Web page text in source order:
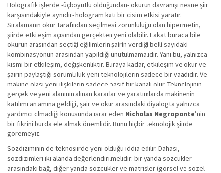
Holografik işlerde -üçboyutlu olduğundan- okurun davranışı nesne şiir
karşısındakiyle aynıdır- hologram katı bir cisim etkisi yaratır.
Sıralamanın okur tarafından seçilmesi zorunluluğu olan hipermetin,
şiirde etkileşim açısından gerçekten yeni olabilir. Fakat burada bile
okurun arasından seçtiği eğilimlerin şairin verdiği belli sayıdaki
kombinasyonun arasından yapıldığı unutulmamalıdır. Yani bu, yalnızca
kısmi bir etkileşim, değişkenliktir. Buraya kadar, etkileşim ve okur ve
şairin paylaştığı sorumluluk yeni teknolojilerin sadece bir vaadidir. Ve
makine olası yeni ilişkilerin sadece pasif bir kanalı olur. Teknolojinin
gerçek ve yeni alanının alınan kararlar ve yaratımlarda makinenin
katılımı anlamına geldiği, şair ve okur arasındaki diyalogta yalnızca
yardımcı olmadığı konusunda ısrar eden Nicholas Negroponte’nin
bir fikrini burda ele almak önemlidir. Bunu hiçbir teknolojik şiirde
göremeyiz.
Sözdiziminin de teknoşiirde yeni olduğu iddia edilir. Dahası,
sözdizimleri iki alanda değerlendirilmelidir: bir yanda sözcükler
arasındaki bağ, diğer yanda sözcükler ve matrisler (görsel ve sözel